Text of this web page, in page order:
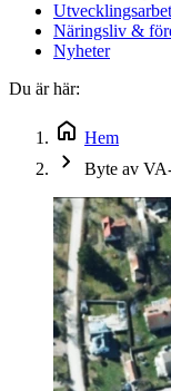
Näringsliv &
Nyheter
Du är här:
Hem
Byte av